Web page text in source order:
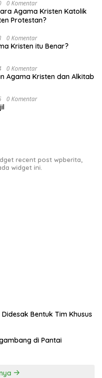
0 Komentar
Agama Kristen Katolik
Protestan?
0 Komentar
Kristen itu Benar?
0 Komentar
Agama Kristen dan Alkitab
0 Komentar
recent post wpberita,
widget ini.
Bentuk Tim Khusus
di Pantai